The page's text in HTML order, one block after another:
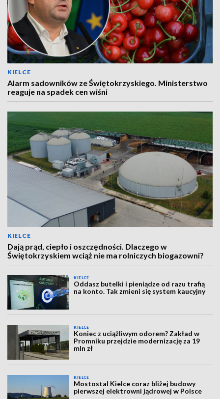
KIELCE
Alarm sadowników ze Świętokrzyskiego. Ministerstwo
reaguje na spadek cen wiśni
KIELCE
Dają prąd, ciepło i oszczędności. Dlaczego w
Świętokrzyskiem wciąż nie ma rolniczych biogazowni?
KIELCE
Oddasz butelki i pieniądze od razu trafią
na konto. Tak zmieni się system kaucyjny
KIELCE
Koniec z uciążliwym odorem? Zakład w
Promniku przejdzie modernizację za 19
mln zł
KIELCE
Mostostal Kielce coraz bliżej budowy
pierwszej elektrowni jądrowej w Polsce